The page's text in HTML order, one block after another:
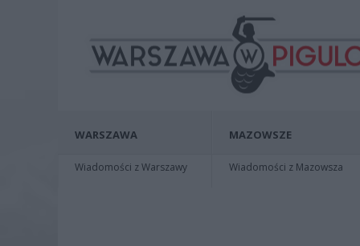
WARSZAWA
Wiadomości z Warszawy
MAZOWSZE
Wiadomości z Mazowsza